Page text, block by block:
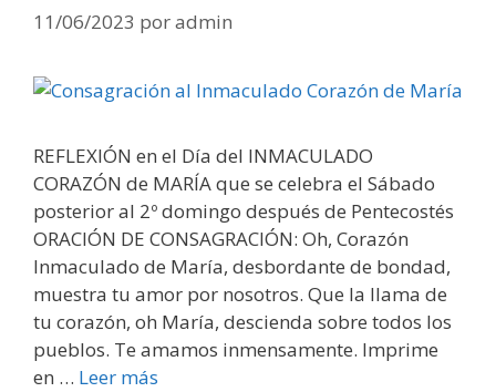
11/06/2023 poradmin
REFLEXIÓN en el Día del INMACULADO
CORAZÓN de MARÍA que se celebra el Sábado
posterior al 2º domingo después de Pentecostés
ORACIÓN DE CONSAGRACIÓN: Oh, Corazón
Inmaculado de María, desbordante de bondad,
muestra tu amor por nosotros. Que la llama de
tu corazón, oh María, descienda sobre todos los
pueblos. Te amamos inmensamente. Imprime
en … Leer más